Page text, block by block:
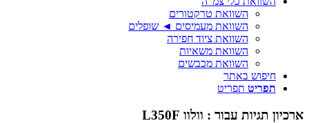
השוואת טרקטורים
השוואת מעמיסים ◄ שופלים
השוואת ציוד חפירה
השוואת משאיות
השוואת מכבשים
חיפוש באתר
תפריט תפריט
ארכיון תגיות עבור : וולוו L350F